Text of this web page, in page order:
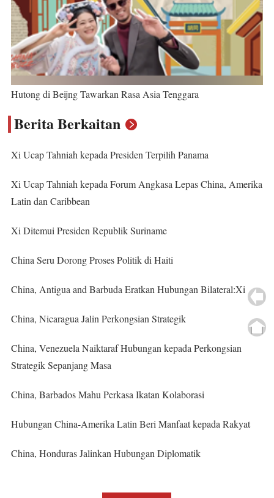
Hutong di Beijng Tawarkan Rasa Asia Tenggara
Berita Berkaitan
Xi Ucap Tahniah kepada Presiden Terpilih Panama
Xi Ucap Tahniah kepada Forum Angkasa Lepas China, Amerika
Latin dan Caribbean
Xi Ditemui Presiden Republik Suriname
China Seru Dorong Proses Politik di Haiti
China, Antigua and Barbuda Eratkan Hubungan Bilateral:Xi
China, Nicaragua Jalin Perkongsian Strategik
China, Venezuela Naiktaraf Hubungan kepada Perkongsian
Strategik Sepanjang Masa
China, Barbados Mahu Perkasa Ikatan Kolaborasi
Hubungan China-Amerika Latin Beri Manfaat kepada Rakyat
China, Honduras Jalinkan Hubungan Diplomatik